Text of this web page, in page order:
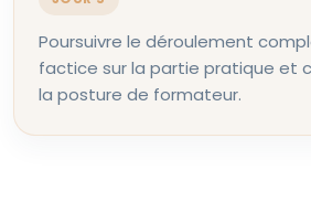
Poursuivre le déroulement
factice sur la partie pratique et
la posture de formateur.